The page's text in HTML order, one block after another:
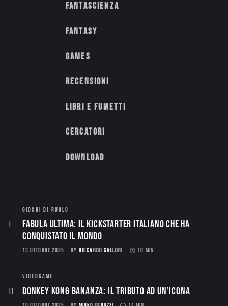
Fantascienza
Fantasy
Games
Recensioni
Libri e fumetti
Cercatori
Download
GIOCHI DI RUOLO
Fabula Ultima: il Kickstarter italiano che ha
conquistato il mondo
13 OTTOBRE 2025 BY RICCARDO GALLORI 10 MIN
VIDEOGAME
Donkey Kong Bananza: Il Tributo ad un’Icona